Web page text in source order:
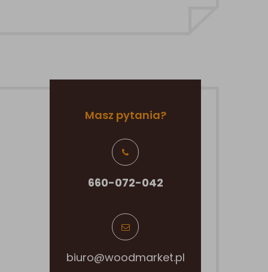
Masz pytania?
660-072-042
biuro@woodmarket.pl